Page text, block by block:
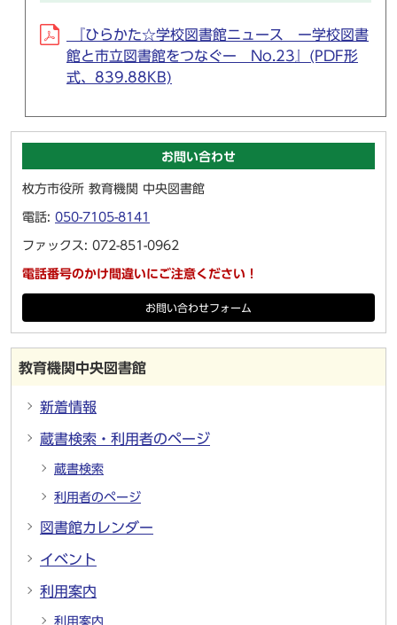
『ひらかた☆学校図書館ニュース ー学校図書
館と市立図書館をつなぐー No.23』(PDF形
式、839.88KB)
お問い合わせ
枚方市役所 教育機関 中央図書館
電話: 050-7105-8141
ファックス: 072-851-0962
電話番号のかけ間違いにご注意ください！
お問い合わせフォーム
教育機関中央図書館
新着情報
蔵書検索・利用者のページ
蔵書検索
利用者のページ
図書館カレンダー
イベント
利用案内
利用案内